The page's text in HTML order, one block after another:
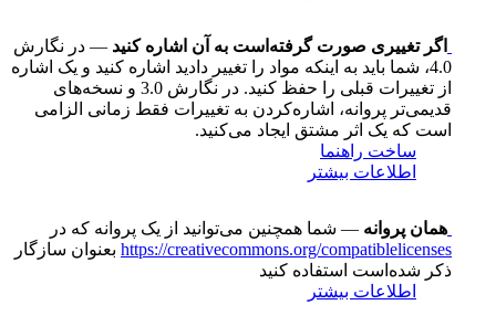
اگر تغییری صورت گرفته‌است به آن اشاره کنید — در نگارش
4.0، شما باید به اینکه مواد را تغییر دادید اشاره کنید و یک اشاره
از تغییرات قبلی را حفظ کنید. در نگارش 3.0 و نسخه‌های
قدیمی‌تر پروانه، اشاره‌کردن به تغییرات فقط زمانی الزامی
است که یک اثر مشتق ایجاد می‌کنید.
ساخت راهنما
اطلاعات بیشتر
همان پروانه — شما همچنین می‌توانید از یک پروانه که در
https://creativecommons.org/compatiblelicenses بعنوان سازگار
ذکر شده‌است استفاده کنید
اطلاعات بیشتر